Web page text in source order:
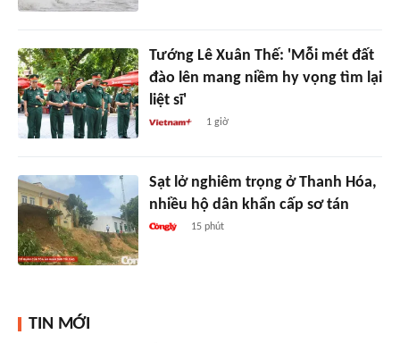
Tướng Lê Xuân Thế: 'Mỗi mét đất
đào lên mang niềm hy vọng tìm lại
liệt sĩ'
1 giờ
Sạt lở nghiêm trọng ở Thanh Hóa,
nhiều hộ dân khẩn cấp sơ tán
15 phút
TIN MỚI